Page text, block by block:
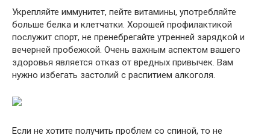
Укрепляйте иммунитет, пейте витамины, употребляйте
больше белка и клетчатки. Хорошей профилактикой
послужит спорт, не пренебрегайте утренней зарядкой и
вечерней пробежкой. Очень важным аспектом вашего
здоровья является отказ от вредных привычек. Вам
нужно избегать застолий с распитием алкоголя.
Если не хотите получить проблем со спиной, то не